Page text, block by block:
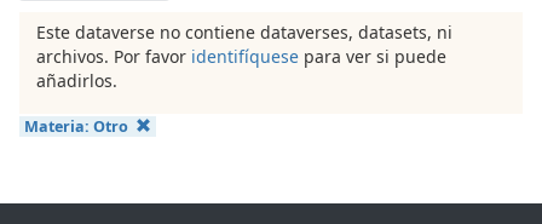
Este dataverse no contiene dataverses, datasets, ni
archivos. Por favor identifíquese para ver si puede
añadirlos.
Materia: Otro